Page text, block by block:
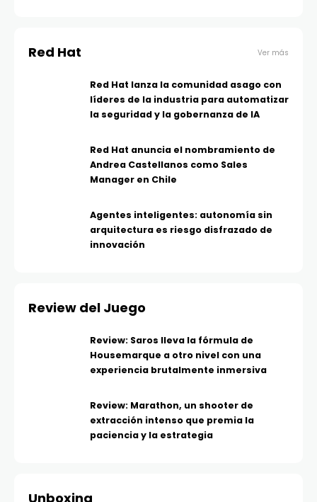
Red Hat Ver más
Red Hat lanza la comunidad asago con
líderes de la industria para automatizar
la seguridad y la gobernanza de IA
Red Hat anuncia el nombramiento de
Andrea Castellanos como Sales
Manager en Chile
Agentes inteligentes: autonomía sin
arquitectura es riesgo disfrazado de
innovación
Review del Juego
Review: Saros lleva la fórmula de
Housemarque a otro nivel con una
experiencia brutalmente inmersiva
Review: Marathon, un shooter de
extracción intenso que premia la
paciencia y la estrategia
Unboxing